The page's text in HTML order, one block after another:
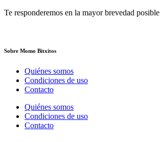
Te responderemos en la mayor brevedad posible
Sobre Momo Bitxitos
Quiénes somos
Condiciones de uso
Contacto
Quiénes somos
Condiciones de uso
Contacto